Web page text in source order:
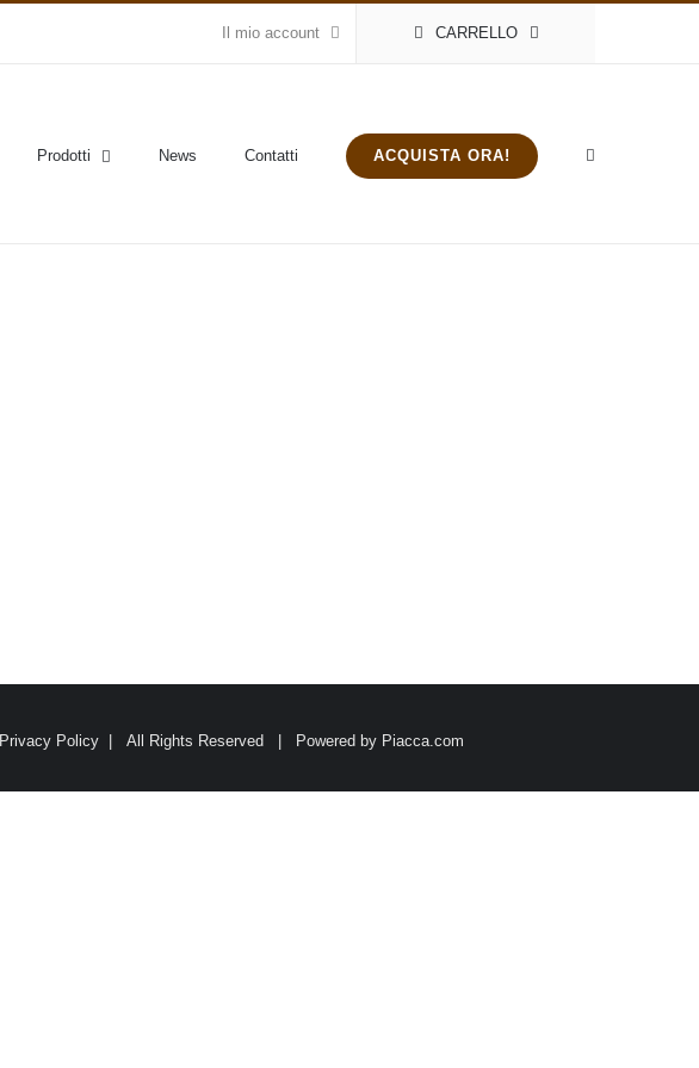
Il mio account CARRELLO
Prodotti News Contatti ACQUISTA ORA!
Privacy Policy | All Rights Reserved | Powered by Piacca.com